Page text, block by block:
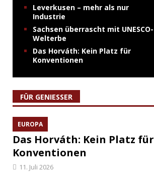
Leverkusen – mehr als nur
Industrie
Sachsen überrascht mit UNESCO-
Welterbe
Das Horváth: Kein Platz für
Konventionen
FÜR GENIESSER
EUROPA
Das Horváth: Kein Platz für
Konventionen
11. Juli 2026